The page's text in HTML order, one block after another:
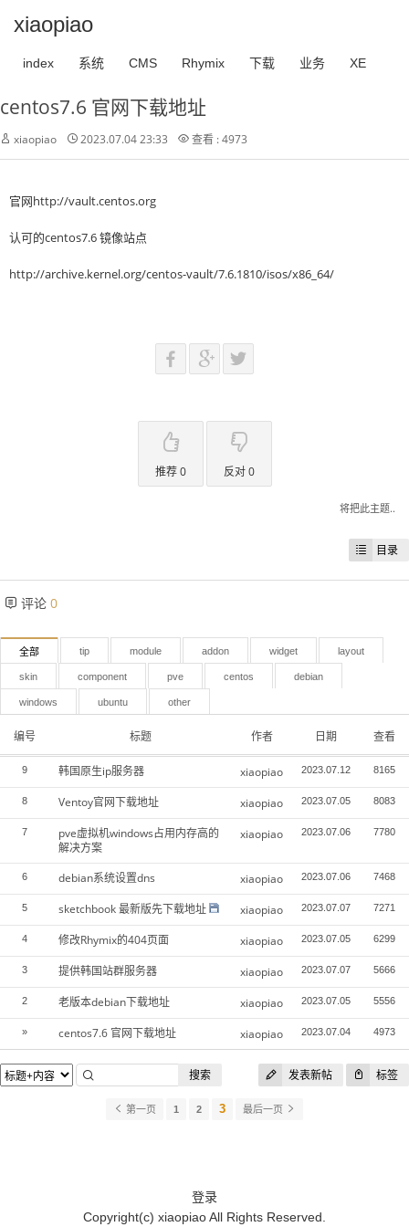
xiaopiao
index 系统 CMS Rhymix 下载 业务 XE
centos7.6 官网下载地址
xiaopiao 2023.07.04 23:33 查看 : 4973
官网http://vault.centos.org
认可的centos7.6 镜像站点
http://archive.kernel.org/centos-vault/7.6.1810/isos/x86_64/
推荐 0 反对 0
将把此主题..
目录
评论 0
全部 tip module addon widget layout
skin component pve centos debian
windows ubuntu other
编号 标题 作者 日期 查看
9 韩国原生ip服务器 xiaopiao 2023.07.12 8165
8 Ventoy官网下载地址 xiaopiao 2023.07.05 8083
7
pve虚拟机windows占用内存高的
解决方案
xiaopiao 2023.07.06 7780
6 debian系统设置dns xiaopiao 2023.07.06 7468
5 sketchbook 最新版先下载地址 xiaopiao 2023.07.07 7271
4 修改Rhymix的404页面 xiaopiao 2023.07.05 6299
3 提供韩国站群服务器 xiaopiao 2023.07.07 5666
2 老版本debian下载地址 xiaopiao 2023.07.05 5556
» centos7.6 官网下载地址 xiaopiao 2023.07.04 4973
发表新帖 标签
搜索
第一页 1 2 3 最后一页
登录
Copyright(c) xiaopiaoAll Rights Reserved.